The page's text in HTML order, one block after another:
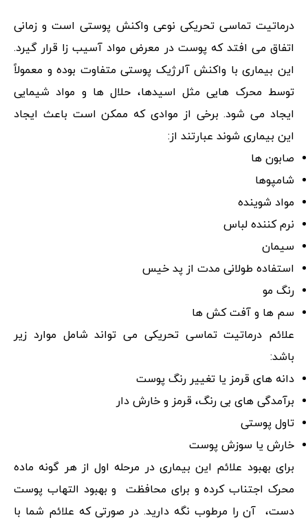
درماتیت تماسی تحریکی نوعی واکنش پوستی است و زمانی
اتفاق می افتد که پوست در معرض مواد آسیب زا قرار گیرد.
این بیماری با واکنش آلرژیک پوستی متفاوت بوده و معمولاً
توسط محرک هایی مثل اسیدها، حلال ها و مواد شیمایی
ایجاد می شود. برخی از موادی که ممکن است باعث ایجاد
این بیماری شوند عبارتند از:
صابون ها
شامپوها
مواد شوینده
نرم کننده لباس
سیمان
استفاده طولانی مدت از پد خیس
رنگ مو
سم ها و آفت کش ها
علائم درماتیت تماسی تحریکی می تواند شامل موارد زیر
باشد:
دانه های قرمز یا تغییر رنگ پوست
برآمدگی های بی رنگ، قرمز و خارش دار
تاول پوستی
خارش یا سوزش پوست
برای بهبود علائم این بیماری در مرحله اول از هر گونه ماده
محرک اجتناب کرده و برای محافظت و بهبود التهاب پوست
دست، آن را مرطوب نگه دارید. در صورتی که علائم شما با